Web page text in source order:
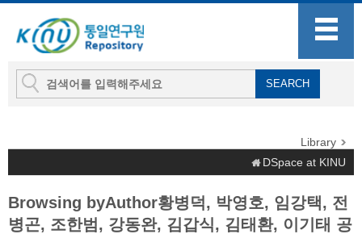
Library
DSpace at KINU
Browsing byAuthor황병덕, 박영호, 임강택, 전
병곤, 조한범, 강동완, 김갑식, 김태환, 이기태 공